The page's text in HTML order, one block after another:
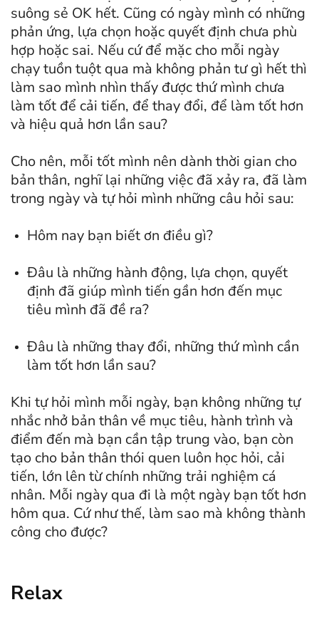
suông sẻ OK hết. Cũng có ngày mình có những
phản ứng, lựa chọn hoặc quyết định chưa phù
hợp hoặc sai. Nếu cứ để mặc cho mỗi ngày
chạy tuồn tuột qua mà không phản tư gì hết thì
làm sao mình nhìn thấy được thứ mình chưa
làm tốt để cải tiến, để thay đổi, để làm tốt hơn
và hiệu quả hơn lần sau?
Cho nên, mỗi tốt mình nên dành thời gian cho
bản thân, nghĩ lại những việc đã xảy ra, đã làm
trong ngày và tự hỏi mình những câu hỏi sau:
Hôm nay bạn biết ơn điều gì?
Đâu là những hành động, lựa chọn, quyết
định đã giúp mình tiến gần hơn đến mục
tiêu mình đã đề ra?
Đâu là những thay đổi, những thứ mình cần
làm tốt hơn lần sau?
Khi tự hỏi mình mỗi ngày, bạn không những tự
nhắc nhở bản thân về mục tiêu, hành trình và
điểm đến mà bạn cần tập trung vào, bạn còn
tạo cho bản thân thói quen luôn học hỏi, cải
tiến, lớn lên từ chính những trải nghiệm cá
nhân. Mỗi ngày qua đi là một ngày bạn tốt hơn
hôm qua. Cứ như thế, làm sao mà không thành
công cho được?
Relax